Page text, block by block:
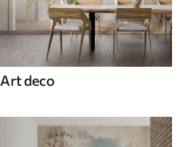
Art deco